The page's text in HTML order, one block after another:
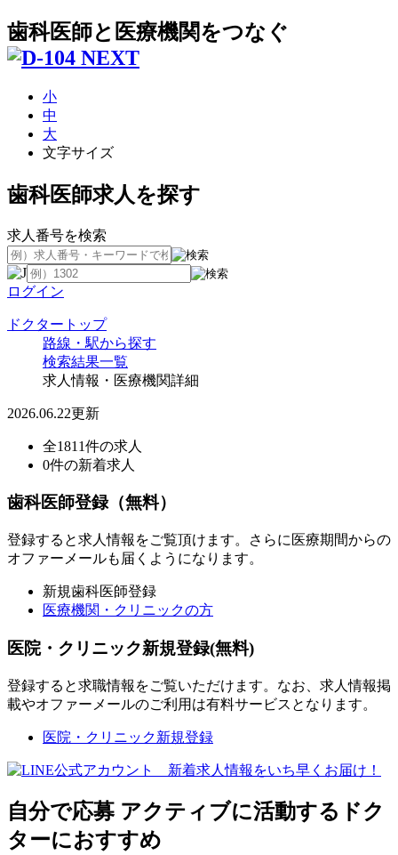
歯科医師と医療機関をつなぐ
小
中
大
文字サイズ
歯科医師求人を探す
求人番号を検索
ログイン
ドクタートップ
路線・駅から探す
検索結果一覧
求人情報・医療機関詳細
2026.06.22更新
全1811件の求人
0件の新着求人
歯科医師登録（無料）
登録すると求人情報をご覧頂けます。さらに医療期間からの
オファーメールも届くようになります。
新規歯科医師登録
医療機関・クリニックの方
医院・クリニック新規登録(無料)
登録すると求職情報をご覧いただけます。なお、求人情報掲
載やオファーメールのご利用は有料サービスとなります。
医院・クリニック新規登録
自分で応募 アクティブに活動するドク
ターにおすすめ